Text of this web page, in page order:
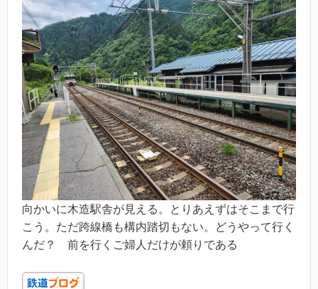
向かいに木造駅舎が見える。とりあえずはそこまで行
こう。ただ跨線橋も構内踏切もない。どうやって行く
んだ？ 前を行くご婦人だけが頼りである